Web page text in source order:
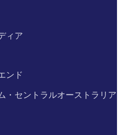
ィア
ンド
・セントラルオーストラリア